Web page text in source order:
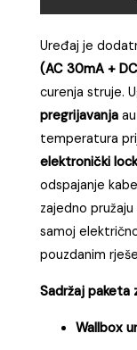
Uređaj je
(AC 30mA +
curenja struje.
pregrijavanja
temperatura
elektronički
odspajanje
zajedno
samoj
pouzdanim
Sadržaj paketa
Wallbox